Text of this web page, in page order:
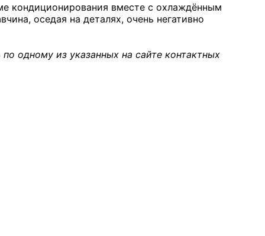
кондиционирования вместе с охлаждённым
оседая на деталях, очень негативно
одному из указанных на сайте контактных